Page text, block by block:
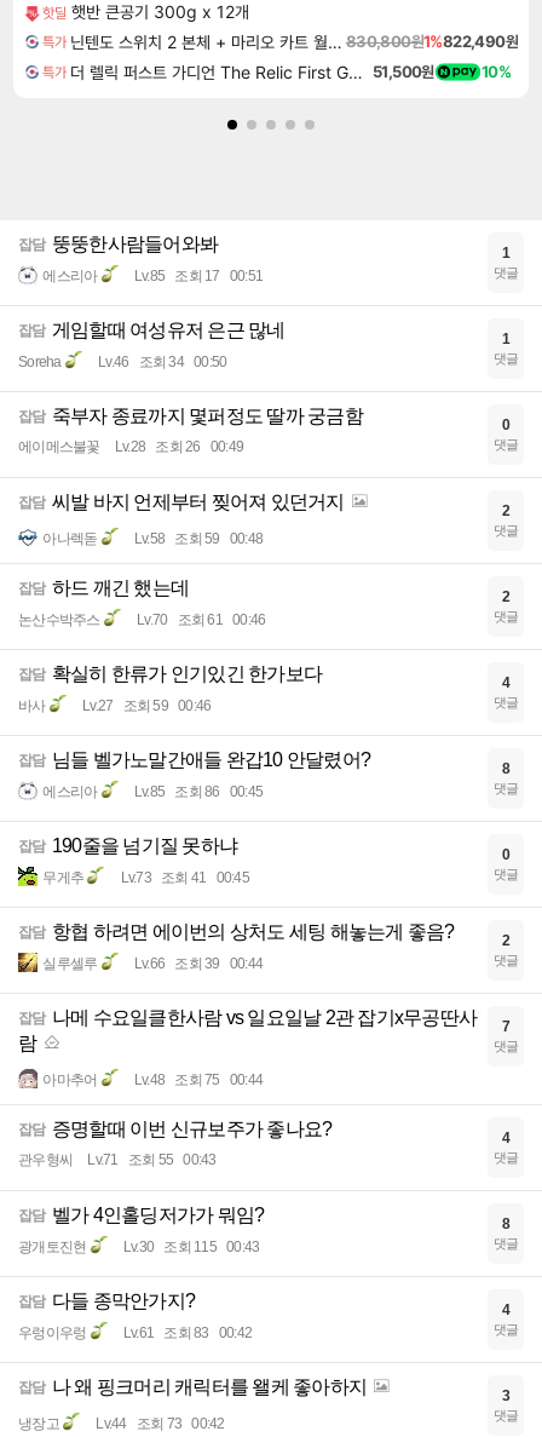
핫딜 햇반 큰공기 300g x 12개
특가 닌텐도 스위치 2 본체 + 마리오 카트 월드 + 슈퍼 마리오 파티 잼버리 닌텐도 스위치 2 에디션 + 잼버리 TV 번들 830,800원1%822,490원
특가 더 렐릭 퍼스트 가디언 The Relic First Guardian 51,500원 10%
잡담 뚱뚱한사람들어와봐
에스리아 Lv.85 조회 17 00:51
1
댓글
잡담 게임할때 여성유저 은근 많네
Soreha Lv.46 조회 34 00:50
1
댓글
잡담 죽부자 종료까지 몇퍼정도 딸까 궁금함
에이메스불꽃 Lv.28 조회 26 00:49
0
댓글
잡담 씨발 바지 언제부터 찢어져 있던거지
아나렉돋 Lv.58 조회 59 00:48
2
댓글
잡담 하드 깨긴 했는데
논산수박주스 Lv.70 조회 61 00:46
2
댓글
잡담 확실히 한류가 인기있긴 한가보다
바사 Lv.27 조회 59 00:46
4
댓글
잡담 님들 벨가노말간애들 완갑10 안달렸어?
에스리아 Lv.85 조회 86 00:45
8
댓글
잡담 190줄을 넘기질 못하냐
무게추 Lv.73 조회 41 00:45
0
댓글
잡담 항협 하려면 에이번의 상처도 세팅 해놓는게 좋음?
실루셀루 Lv.66 조회 39 00:44
2
댓글
잡담 나메 수요일클한사람 vs 일요일날 2관 잡기x무공딴사
람
아마추어 Lv.48 조회 75 00:44
7
댓글
잡담 증명할때 이번 신규보주가 좋나요?
관우형씨 Lv.71 조회 55 00:43
4
댓글
잡담 벨가 4인홀딩저가가 뭐임?
광개토진현 Lv.30 조회 115 00:43
8
댓글
잡담 다들 종막안가지?
우렁이우렁 Lv.61 조회 83 00:42
4
댓글
잡담 나 왜 핑크머리 캐릭터를 왤케 좋아하지
냉장고 Lv.44 조회 73 00:42
3
댓글